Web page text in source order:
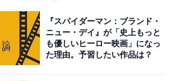
『スパイダーマン：ブランド・
ニュー・デイ』が「史上もっと
も優しいヒーロー映画」になっ
た理由。予習したい作品は？